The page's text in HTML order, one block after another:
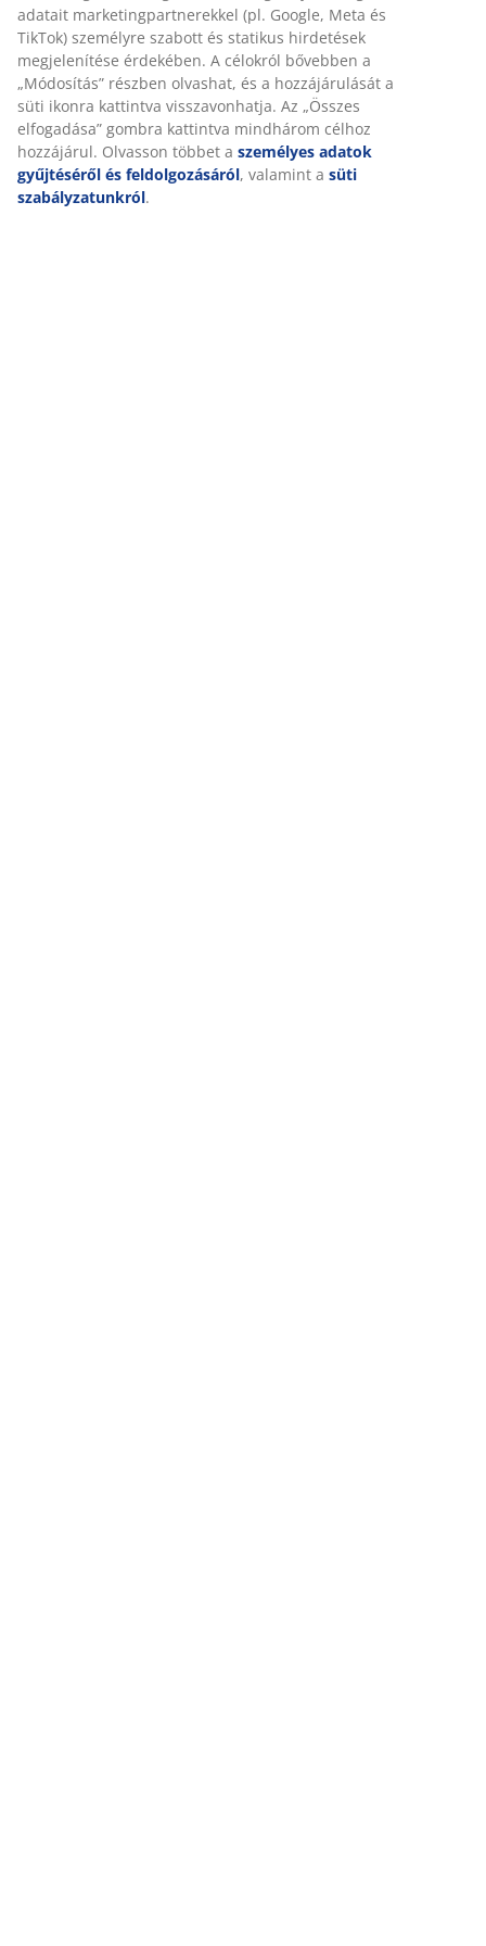
Nappali bútorok
Étkezőbútorok
adatait marketingpartnerekkel (pl. Google, Meta és
TikTok) személyre szabott és statikus hirdetések
megjelenítése érdekében. A célokról bővebben a
„Módosítás” részben olvashat, és a hozzájárulását a
süti ikonra kattintva visszavonhatja. Az „Összes
elfogadása” gombra kattintva mindhárom célhoz
hozzájárul. Olvasson többet a személyes adatok
gyűjtéséről és feldolgozásáról, valamint a süti
szabályzatunkról.